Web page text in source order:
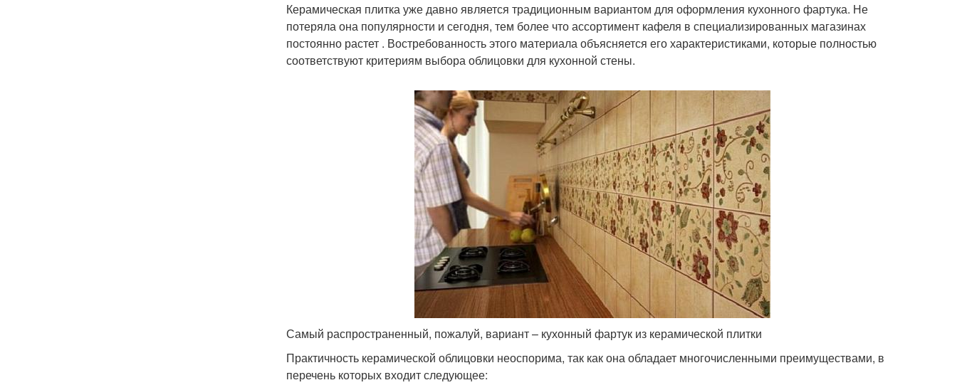
Керамическая плитка уже давно является традиционным вариантом для оформления кухонного фартука. Не
потеряла она популярности и сегодня, тем более что ассортимент кафеля в специализированных магазинах
постоянно растет . Востребованность этого материала объясняется его характеристиками, которые полностью
соответствуют критериям выбора облицовки для кухонной стены.
Самый распространенный, пожалуй, вариант – кухонный фартук из керамической плитки
Практичность керамической облицовки неоспорима, так как она обладает многочисленными преимуществами, в
перечень которых входит следующее: